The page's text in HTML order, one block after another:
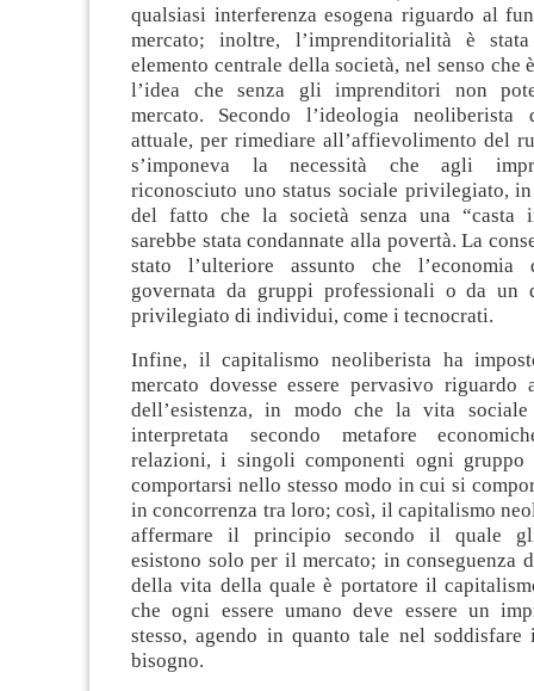
qualsiasi interferenza esogena riguardo al
mercato; inoltre, l’imprenditorialità è
elemento centrale della società, nel senso che
l’idea che senza gli imprenditori non
mercato. Secondo l’ideologia neoliberista
attuale, per rimediare all’affievolimento del
s’imponeva la necessità che agli
riconosciuto uno status sociale privilegiato,
del fatto che la società senza una “casta
sarebbe stata condannate alla povertà. La
stato l’ulteriore assunto che l’economia
governata da gruppi professionali o da un
privilegiato di individui, come i tecnocrati.
Infine, il capitalismo neoliberista ha
mercato dovesse essere pervasivo riguardo
dell’esistenza, in modo che la vita sociale
interpretata secondo metafore
relazioni, i singoli componenti ogni gruppo
comportarsi nello stesso modo in cui si
in concorrenza tra loro; così, il capitalismo
affermare il principio secondo il quale
esistono solo per il mercato; in conseguenza
della vita della quale è portatore il
che ogni essere umano deve essere un
stesso, agendo in quanto tale nel
bisogno.